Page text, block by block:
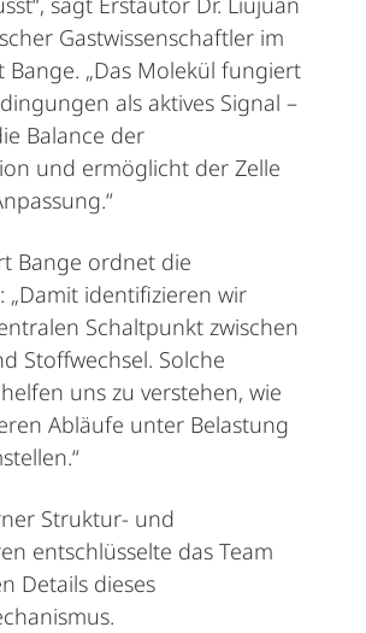
Gastwissenschaftler im
Bange. „Das Molekül fungiert
als aktives Signal –
Balance der
und ermöglicht der Zelle
Bange ordnet die
„Damit identifizieren wir
Schaltpunkt zwischen
Stoffwechsel. Solche
uns zu verstehen, wie
Abläufe unter Belastung
Struktur- und
entschlüsselte das Team
Details dieses